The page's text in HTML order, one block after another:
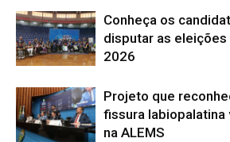
Conheça os
disputar as
2026
Projeto que
fissura labiopalatina
na ALEMS